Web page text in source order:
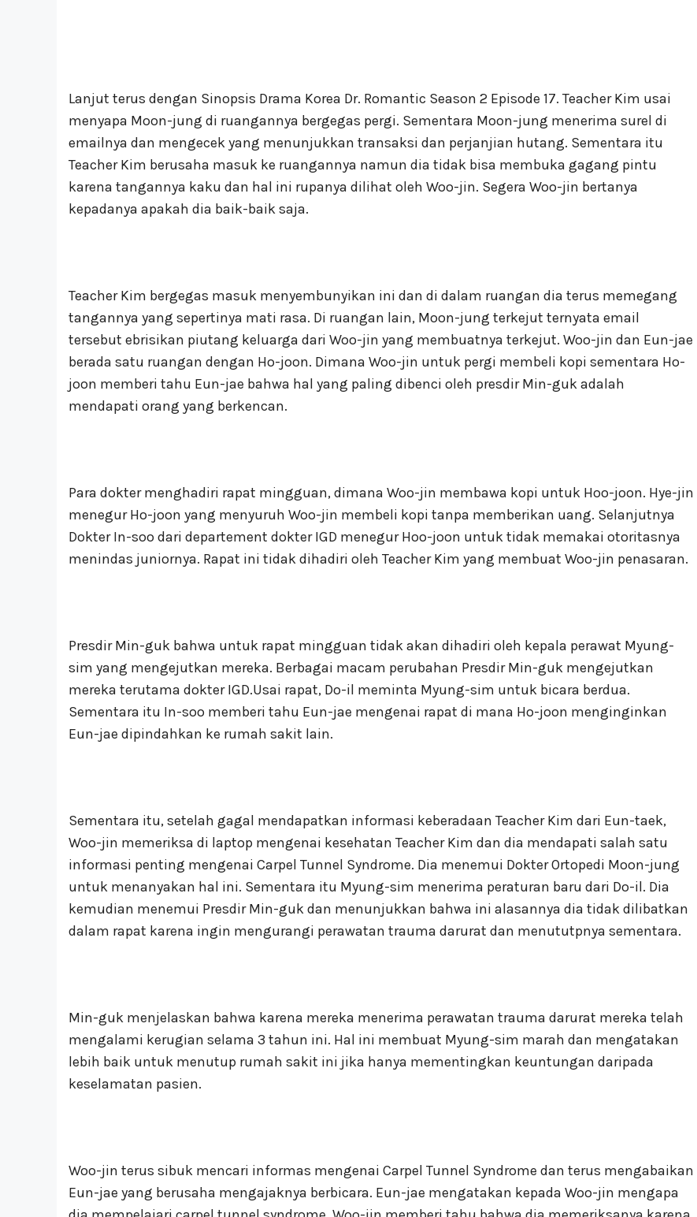
Lanjut terus dengan Sinopsis Drama Korea Dr. Romantic Season 2 Episode 17. Teacher Kim usai
menyapa Moon-jung di ruangannya bergegas pergi. Sementara Moon-jung menerima surel di
emailnya dan mengecek yang menunjukkan transaksi dan perjanjian hutang. Sementara itu
Teacher Kim berusaha masuk ke ruangannya namun dia tidak bisa membuka gagang pintu
karena tangannya kaku dan hal ini rupanya dilihat oleh Woo-jin. Segera Woo-jin bertanya
kepadanya apakah dia baik-baik saja.
Teacher Kim bergegas masuk menyembunyikan ini dan di dalam ruangan dia terus memegang
tangannya yang sepertinya mati rasa. Di ruangan lain, Moon-jung terkejut ternyata email
tersebut ebrisikan piutang keluarga dari Woo-jin yang membuatnya terkejut. Woo-jin dan Eun-jae
berada satu ruangan dengan Ho-joon. Dimana Woo-jin untuk pergi membeli kopi sementara Ho-
joon memberi tahu Eun-jae bahwa hal yang paling dibenci oleh presdir Min-guk adalah
mendapati orang yang berkencan.
Para dokter menghadiri rapat mingguan, dimana Woo-jin membawa kopi untuk Hoo-joon. Hye-jin
menegur Ho-joon yang menyuruh Woo-jin membeli kopi tanpa memberikan uang. Selanjutnya
Dokter In-soo dari departement dokter IGD menegur Hoo-joon untuk tidak memakai otoritasnya
menindas juniornya. Rapat ini tidak dihadiri oleh Teacher Kim yang membuat Woo-jin penasaran.
Presdir Min-guk bahwa untuk rapat mingguan tidak akan dihadiri oleh kepala perawat Myung-
sim yang mengejutkan mereka. Berbagai macam perubahan Presdir Min-guk mengejutkan
mereka terutama dokter IGD.Usai rapat, Do-il meminta Myung-sim untuk bicara berdua.
Sementara itu In-soo memberi tahu Eun-jae mengenai rapat di mana Ho-joon menginginkan
Eun-jae dipindahkan ke rumah sakit lain.
Sementara itu, setelah gagal mendapatkan informasi keberadaan Teacher Kim dari Eun-taek,
Woo-jin memeriksa di laptop mengenai kesehatan Teacher Kim dan dia mendapati salah satu
informasi penting mengenai Carpel Tunnel Syndrome. Dia menemui Dokter Ortopedi Moon-jung
untuk menanyakan hal ini. Sementara itu Myung-sim menerima peraturan baru dari Do-il. Dia
kemudian menemui Presdir Min-guk dan menunjukkan bahwa ini alasannya dia tidak dilibatkan
dalam rapat karena ingin mengurangi perawatan trauma darurat dan menututpnya sementara.
Min-guk menjelaskan bahwa karena mereka menerima perawatan trauma darurat mereka telah
mengalami kerugian selama 3 tahun ini. Hal ini membuat Myung-sim marah dan mengatakan
lebih baik untuk menutup rumah sakit ini jika hanya mementingkan keuntungan daripada
keselamatan pasien.
Woo-jin terus sibuk mencari informas mengenai Carpel Tunnel Syndrome dan terus mengabaikan
Eun-jae yang berusaha mengajaknya berbicara. Eun-jae mengatakan kepada Woo-jin mengapa